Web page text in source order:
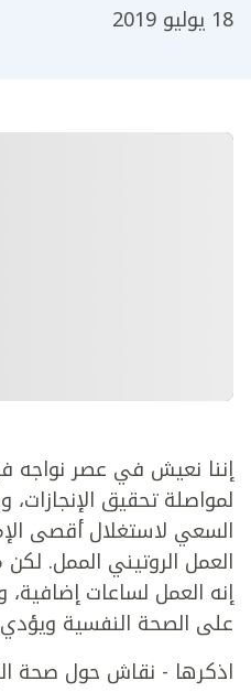
18 يوليو 2019
إننا نعيش في عصر
لمواصلة تحقيق الإنجازات،
السعي لاستغلال أقصى
العمل الروتيني الممل.
إنه العمل لساعات
على الصحة النفسية ويؤدي
اذكرها - نقاش حول صحة